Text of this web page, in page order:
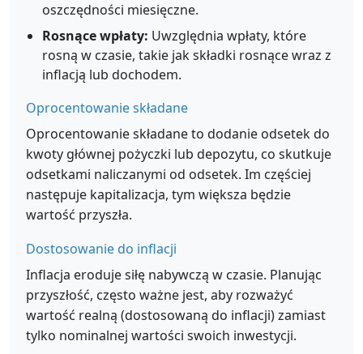
oszczędności miesięczne.
Rosnące wpłaty: Uwzględnia wpłaty, które
rosną w czasie, takie jak składki rosnące wraz z
inflacją lub dochodem.
Oprocentowanie składane
Oprocentowanie składane to dodanie odsetek do
kwoty głównej pożyczki lub depozytu, co skutkuje
odsetkami naliczanymi od odsetek. Im częściej
następuje kapitalizacja, tym większa będzie
wartość przyszła.
Dostosowanie do inflacji
Inflacja eroduje siłę nabywczą w czasie. Planując
przyszłość, często ważne jest, aby rozważyć
wartość realną (dostosowaną do inflacji) zamiast
tylko nominalnej wartości swoich inwestycji.